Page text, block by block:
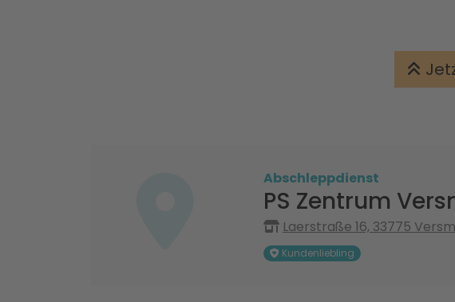
Abschleppdienst
PS Zentrum
Laerstraße 16, 33775
Kundenliebling